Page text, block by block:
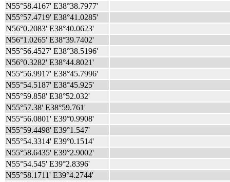
N55°58.4167' E38°38.7977'
N55°57.4719' E38°41.0285'
N56°0.2083' E38°40.0623'
N56°1.0265' E38°39.7402'
N55°56.4527' E38°38.5196'
N56°0.3282' E38°44.8021'
N55°56.9917' E38°45.7996'
N55°54.5187' E38°45.925'
N55°59.858' E38°52.032'
N55°57.38' E38°59.761'
N55°56.0801' E39°0.9908'
N55°59.4498' E39°1.547'
N55°54.3314' E39°0.1514'
N55°58.6435' E39°2.9002'
N55°54.545' E39°2.8396'
N55°58.1711' E39°4.2744'